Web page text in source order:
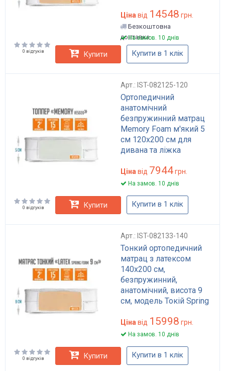
Ціна від 14548 грн.
Безкоштовна
доставка
На замов. 10 днів
0 відгуків Купити Купити в 1 клік
Арт.: IST-082125-120
Ортопедичний
анатомічний
безпружинний матрац
Memory Foam м'який 5
см 120x200 см для
дивана та ліжка
Ціна від 7944грн.
На замов. 10 днів
0 відгуків Купити Купити в 1 клік
Арт.: IST-082133-140
Тонкий ортопедичний
матрац з латексом
140x200 см,
безпружинний,
анатомічний, висота 9
см, модель Токій Spring
Ціна від 15998 грн.
На замов. 10 днів
0 відгуків Купити Купити в 1 клік